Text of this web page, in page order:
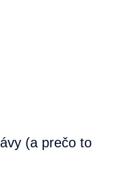
(a prečo to